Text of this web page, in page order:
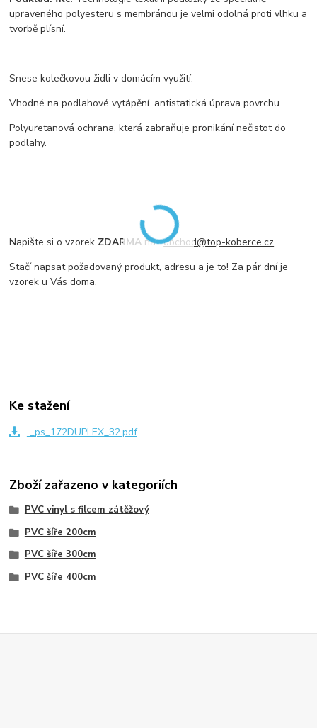
upraveného polyesteru s membránou je velmi odolná proti vlhku a
tvorbě plísní.
Snese kolečkovou židli v domácím využití.
Vhodné na podlahové vytápění. antistatická úprava povrchu.
Polyuretanová ochrana, která zabraňuje pronikání nečistot do
podlahy.
Napište si o vzorek ZDARMA na :obchod@top-koberce.cz
Stačí napsat požadovaný produkt, adresu a je to! Za pár dní je
vzorek u Vás doma.
Ke stažení
_ps_172DUPLEX_32.pdf
Zboží zařazeno v kategoriích
PVC vinyl s filcem zátěžový
PVC šíře 200cm
PVC šíře 300cm
PVC šíře 400cm